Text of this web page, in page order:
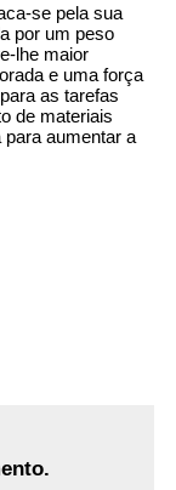
se pela sua
por um peso
lhe maior
e uma força
as tarefas
de materiais
aumentar a